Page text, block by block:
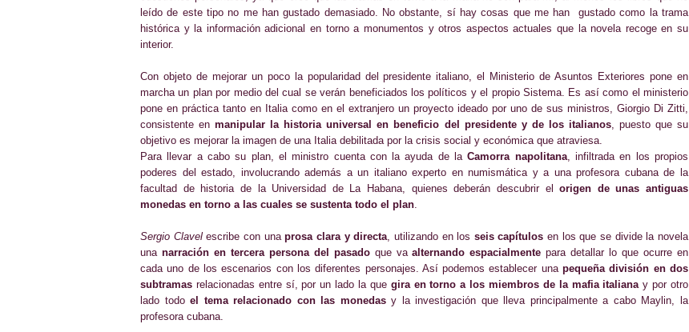
leído de este tipo no me han gustado demasiado. No obstante, sí hay cosas que me han gustado como la trama
histórica y la información adicional en torno a monumentos y otros aspectos actuales que la novela recoge en su
interior.
Con objeto de mejorar un poco la popularidad del presidente italiano, el Ministerio de Asuntos Exteriores pone en
marcha un plan por medio del cual se verán beneficiados los políticos y el propio Sistema. Es así como el ministerio
pone en práctica tanto en Italia como en el extranjero un proyecto ideado por uno de sus ministros, Giorgio Di Zitti,
consistente en manipular la historia universal en beneficio del presidente y de los italianos, puesto que su
objetivo es mejorar la imagen de una Italia debilitada por la crisis social y económica que atraviesa.
Para llevar a cabo su plan, el ministro cuenta con la ayuda de laCamorra napolitana, infiltrada en los propios
poderes del estado, involucrando además a un italiano experto en numismática y a una profesora cubana de la
facultad de historia de la Universidad de La Habana, quienes deberán descubrir elorigen de unas antiguas
monedas en torno a las cuales se sustenta todo el plan
Sergio Clavelescribe con unaprosa clara y directa , utilizando en los seis capítulos en los que se divide la novela
una narración en tercera persona del pasadoque vaalternando espacialmente para detallar lo que ocurre en
cada uno de los escenarios con los diferentes personajes. Así podemos establecer unapequeña división en dos
subtramas relacionadas entre sí, por un lado la que gira en torno a los miembros de la mafia italiana y por otro
lado todoel tema relacionado con las monedasy la investigación que lleva principalmente a cabo Maylin, la
profesora cubana.